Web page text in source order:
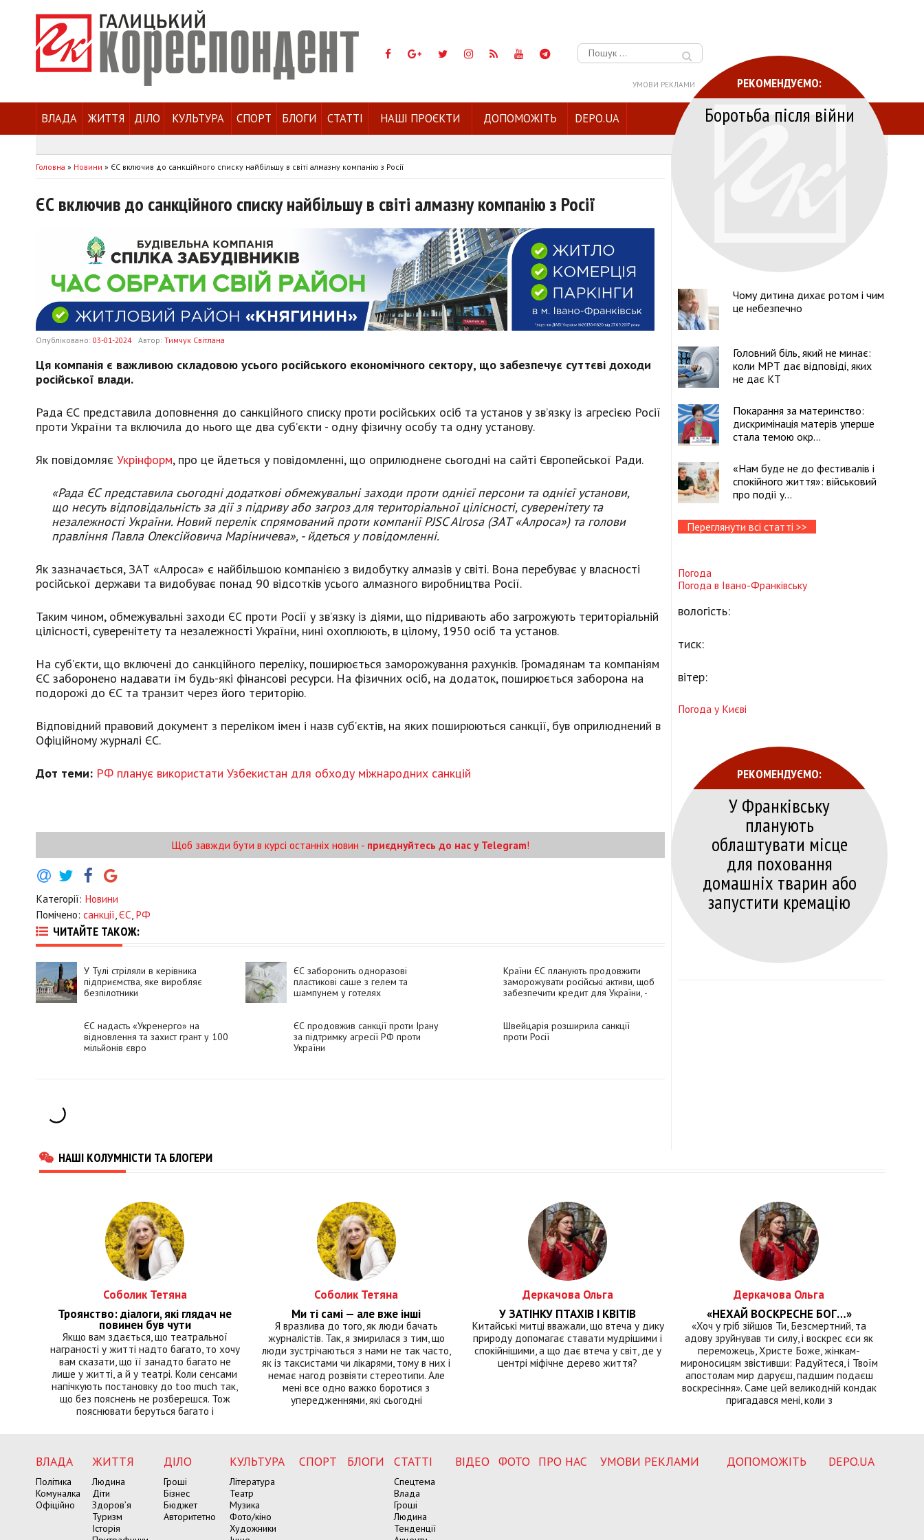
Пошук:
УМОВИ РЕКЛАМИ
ВЛАДА ЖИТТЯ ДІЛО КУЛЬТУРА СПОРТ БЛОГИ СТАТТІ НАШІ ПРОЄКТИ ДОПОМОЖІТЬ DEPO.UA
Головна » Новини » ЄС включив до санкційного списку найбільшу в світі алмазну компанію з Росії
ЄС включив до санкційного списку найбільшу в світі алмазну компанію з Росії
Опубліковано: 03-01-2024 Автор: Тимчук Світлана
Ця компанія є важливою складовою усього російського економічного сектору, що забезпечує суттєві доходи
російської влади.
Рада ЄС представила доповнення до санкційного списку проти російських осіб та установ у зв’язку із агресією Росії
проти України та включила до нього ще два суб’єкти - одну фізичну особу та одну установу.
Як повідомляє Укрінформ, про це йдеться у повідомленні, що оприлюднене сьогодні на сайті Європейської Ради.
«Рада ЄС представила сьогодні додаткові обмежувальні заходи проти однієї персони та однієї установи,
що несуть відповідальність за дії з підриву або загроз для територіальної цілісності, суверенітету та
незалежності України. Новий перелік спрямований проти компанії PJSC Alrosa (ЗАТ «Алроса») та голови
правління Павла Олексійовича Маріничева», - йдеться у повідомленні.
Як зазначається, ЗАТ «Алроса» є найбільшою компанією з видобутку алмазів у світі. Вона перебуває у власності
російської держави та видобуває понад 90 відсотків усього алмазного виробництва Росії.
Таким чином, обмежувальні заходи ЄС проти Росії у зв’язку із діями, що підривають або загрожують територіальній
цілісності, суверенітету та незалежності України, нині охоплюють, в цілому, 1950 осіб та установ.
На суб’єкти, що включені до санкційного переліку, поширюється заморожування рахунків. Громадянам та компаніям
ЄС заборонено надавати їм будь-які фінансові ресурси. На фізичних осіб, на додаток, поширюється заборона на
подорожі до ЄС та транзит через його територію.
Відповідний правовий документ з переліком імен і назв суб’єктів, на яких поширюються санкції, був оприлюднений в
Офіційному журналі ЄС.
Дот теми: РФ планує використати Узбекистан для обходу міжнародних санкцій
Щоб завжди бути в курсі останніх новин - приєднуйтесь до нас у Telegram!
Категорії: Новини
Помічено: санкції,ЄС, РФ
ЧИТАЙТЕ ТАКОЖ:
У Тулі стріляли в керівника
підприємства, яке виробляє
безпілотники
ЄС заборонить одноразові
пластикові саше з гелем та
шампунем у готелях
Країни ЄС планують продовжити
заморожувати російські активи, щоб
забезпечити кредит для України, -
ЄС надасть «Укренерго» на
відновлення та захист грант у 100
мільйонів євро
ЄС продовжив санкції проти Ірану
за підтримку агресії РФ проти
України
Швейцарія розширила санкції
проти Росії
РЕКОМЕНДУЄМО:
Боротьба після війни
Чому дитина дихає ротом і чим
це небезпечно
Головний біль, який не минає:
коли МРТ дає відповіді, яких
не дає КТ
Покарання за материнство:
дискримінація матерів уперше
стала темою окр...
«Нам буде не до фестивалів і
спокійного життя»: військовий
про події у...
Переглянути всі статті >>
Погода
Погода в Івано-Франківську
вологість:
тиск:
вітер:
Погода у Києві
РЕКОМЕНДУЄМО:
У Франківську
планують
облаштувати місце
для поховання
домашніх тварин або
запустити кремацію
НАШІ КОЛУМНІСТИ ТА БЛОГЕРИ
Соболик Тетяна
Троянство: діалоги, які глядач не
повинен був чути
Якщо вам здається, що театральної
награності у житті надто багато, то хочу
вам сказати, що її занадто багато не
лише у житті, а й у театрі. Коли сенсами
напічкують постановку до too much так,
що без пояснень не розберешся. Тож
пояснювати беруться багато і
Соболик Тетяна
Ми ті самі — але вже інші
Я вразлива до того, як люди бачать
журналістів. Так, я змирилася з тим, що
люди зустрічаються з нами не так часто,
як із таксистами чи лікарями, тому в них і
немає нагод розвіяти стереотипи. Але
мені все одно важко боротися з
упередженнями, які сьогодні
Деркачова Ольга
У ЗАТІНКУ ПТАХІВ І КВІТІВ
Китайські митці вважали, що втеча у дику
природу допомагає ставати мудрішими і
спокійнішими, а що дає втеча у світ, де у
центрі міфічне дерево життя?
Деркачова Ольга
«НЕХАЙ ВОСКРЕСНЕ БОГ…»
«Хоч у гріб зійшов Ти, Безсмертний, та
адову зруйнував ти силу, і воскрес єси як
переможець, Христе Боже, жінкам-
мироносицям звістивши: Радуйтеся, і Твоїм
апостолам мир даруєш, падшим подаєш
воскресіння». Саме цей великодній кондак
пригадався мені, коли з
ВЛАДА
Політика
Комуналка
Офіційно
ЖИТТЯ
Людина
Діти
Здоров’я
Туризм
Історія
ДІЛО
Гроші
Бізнес
Бюджет
Авторитетно
КУЛЬТУРА
Література
Театр
Музика
Фото/кіно
Художники
СПОРТ БЛОГИ СТАТТІ
Спецтема
Влада
Гроші
Людина
Тенденції
ВІДЕО ФОТО ПРО НАС УМОВИ РЕКЛАМИ ДОПОМОЖІТЬ DEPO.UA